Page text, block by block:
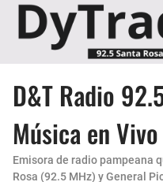
D&T Radio
Música en
Emisora de radio pampeana
Rosa (92.5 MHz) y General
Un Faro de Cuidado
Invitación Taller